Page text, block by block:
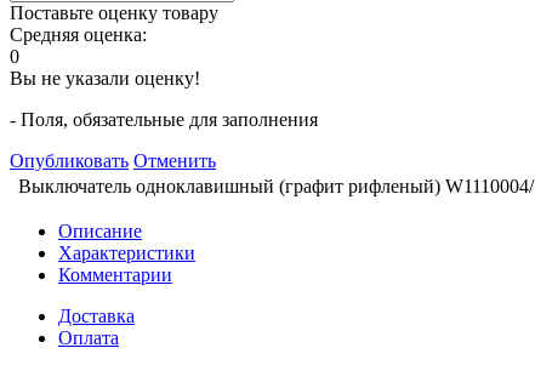
Поставьте оценку товару
Средняя оценка:
0
Вы не указали оценку!
- Поля, обязательные для заполнения
Опубликовать Отменить
Выключатель одноклавишный (графит рифленый) W1110004/
Описание
Характеристики
Комментарии
Доставка
Оплата